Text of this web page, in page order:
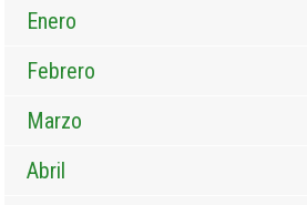
Enero
Febrero
Marzo
Abril